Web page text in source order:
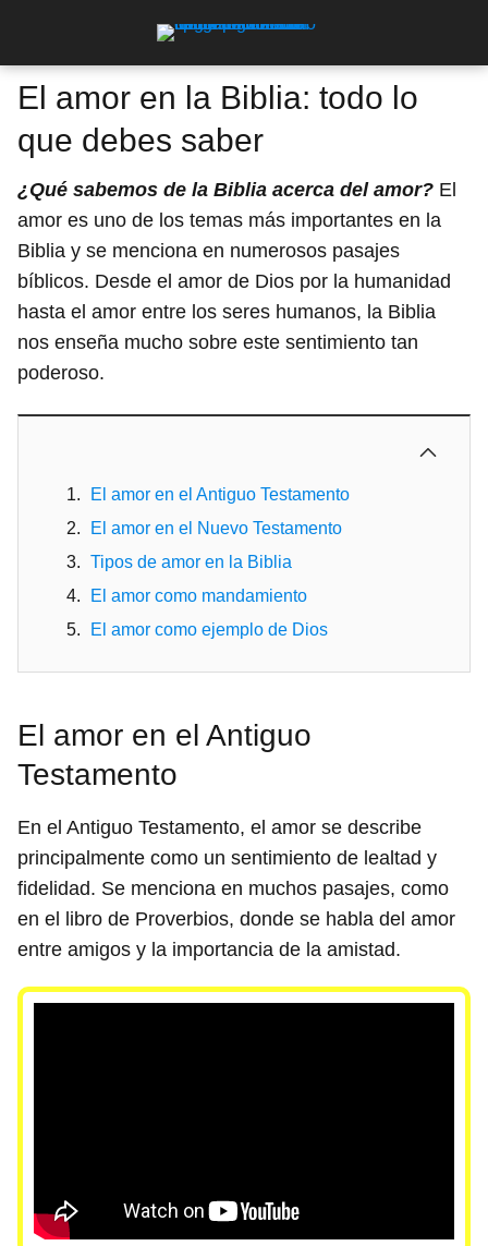
El amor en la Biblia: todo lo
que debes saber
¿Qué sabemos de la Biblia acerca del amor? El
amor es uno de los temas más importantes en la
Biblia y se menciona en numerosos pasajes
bíblicos. Desde el amor de Dios por la humanidad
hasta el amor entre los seres humanos, la Biblia
nos enseña mucho sobre este sentimiento tan
poderoso.
El amor en el Antiguo Testamento
El amor en el Nuevo Testamento
Tipos de amor en la Biblia
El amor como mandamiento
El amor como ejemplo de Dios
El amor en el Antiguo
Testamento
En el Antiguo Testamento, el amor se describe
principalmente como un sentimiento de lealtad y
fidelidad. Se menciona en muchos pasajes, como
en el libro de Proverbios, donde se habla del amor
entre amigos y la importancia de la amistad.